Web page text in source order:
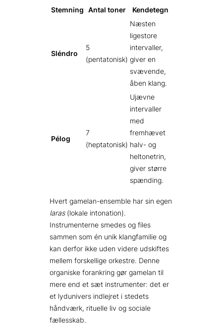
Stemning Antal toner Kendetegn
Sléndro
5
(pentatonisk)
Næsten
ligestore
intervaller,
giver en
svævende,
åben klang.
Pélog
7
(heptatonisk)
Ujævne
intervaller
med
fremhævet
halv- og
heltonetrin,
giver større
spænding.
Hvert gamelan-ensemble har sin egen
laras(lokale intonation).
Instrumenterne smedes og files
sammen som én unik klangfamilie og
kan derfor ikke uden videre udskiftes
mellem forskellige orkestre. Denne
organiske forankring gør gamelan til
mere end et sæt instrumenter: det er
et lydunivers indlejret i stedets
håndværk, rituelle liv og sociale
fællesskab.